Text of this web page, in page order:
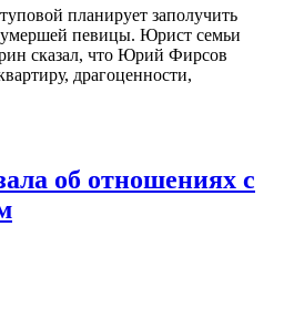
планирует заполучить
певицы. Юрист семьи
сказал, что Юрий Фирсов
драгоценности,
об отношениях с